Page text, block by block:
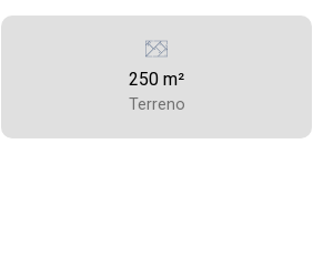
250 m²
Terreno